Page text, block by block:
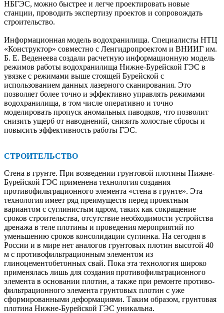
НБГЭС, можно быстрее и легче проектировать новые
станции, проводить экспертизу проектов и сопровождать
строительство.
Информационная модель водо­хранилища. Специалисты НТЦ
«Конструктор» совместно с Ленгидропроектом и ВНИИГ им.
Б. Е. Веденеева создали расчетную информационную модель
режимов работы водохранилища Нижне-Бурейской ГЭС в
увязке с режимами выше стоящей Бурейской с
использованием данных лазерного сканирования. Это
позволяет более точно и эффективно управлять режимами
водохранилища, в том числе оперативно и точно
моделировать пропуск аномальных паводков, что позволит
снизить ущерб от наводнений, снизить холостые сбросы и
повысить эффективность работы ГЭС.
СТРОИТЕЛЬСТВО
Стена в грунте. При возведении грунтовой плотины Нижне-
Бурейской ГЭС применена технология создания
противофильтрационного элемента «стена в грунте». Эта
технология имеет ряд преимуществ перед проектным
вариантом с суглинистым ядром, таких как сокращение
сроков строительства, отсутствие необходимости устройства
дренажа в теле плотины и проведения мероприятий по
уменьшению сроков консолидации суглинка. На сегодня в
России и в мире нет аналогов грунтовых плотин высотой 40
м с противо­фильтрационным элементом из
глиноцементобетонных свай. Пока эта технология широко
применялась лишь для создания противофильтрационного
элемента в основании плотин, а также при ремонте противо­
фильтрационного элемента грунтовых плотин с уже
сформированными деформациями. Таким образом, грунтовая
плотина Нижне-Бурейской ГЭС уникальна.